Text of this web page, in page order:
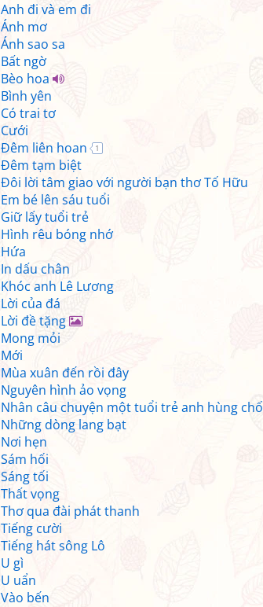
Anh đi và em đi
Ánh mơ
Ánh sao sa
Bất ngờ
Bèo hoa
Bình yên
Có trai tơ
Cưới
Đêm liên hoan
1
Đêm tạm biệt
Đôi lời tâm giao với người bạn thơ Tố Hữu
Em bé lên sáu tuổi
Giữ lấy tuổi trẻ
Hình rêu bóng nhớ
Hứa
In dấu chân
Khóc anh Lê Lương
Lời của đá
Lời đề tặng
Mong mỏi
Mới
Mùa xuân đến rồi đây
Nguyên hình ảo vọng
Nhân câu chuyện một tuổi trẻ anh hùng
Những dòng lang bạt
Nơi hẹn
Sám hối
Sáng tối
Thất vọng
Thơ qua đài phát thanh
Tiếng cười
Tiếng hát sông Lô
U gì
U uẩn
Vào bến